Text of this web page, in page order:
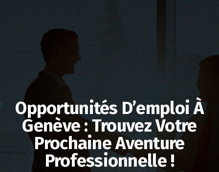
Opportunités D’emploi À
Genève : Trouvez Votre
Prochaine Aventure
Professionnelle !